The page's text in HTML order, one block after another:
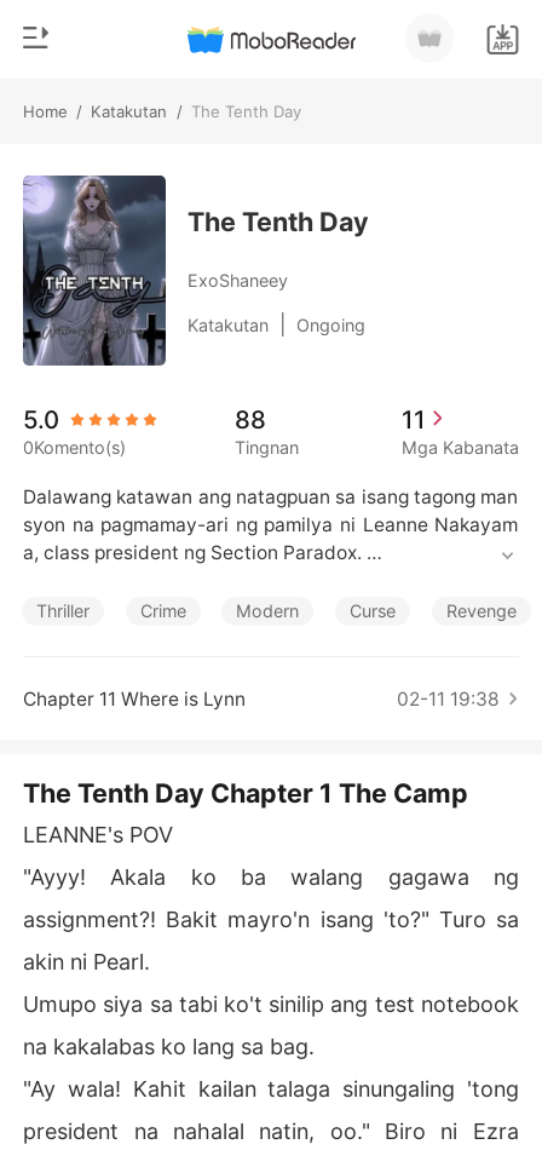
Home / Katakutan / The Tenth Day
MAG-TOP UP
Kasaysayan ng Pagbasa
Mag-log out
Kunin ang APP
Genre
Makabago
Pag-ibig
Bilyonaryo
Bahaghari
Mga Maikling Kwento
The Tenth Day
ExoShaneey
Katakutan Ongoing
5.0
0Komento(s)
88
Tingnan
11
Mga Kabanata
Dalawang katawan ang natagpuan sa isang tagong man
syon na pagmamay-ari ng pamilya ni Leanne Nakayam
a, class president ng Section Paradox.
Ang kaso ay tinanggap ng isang sikat na investigator na
steryong pilit na itinatago ng mga pamilyang biglang na
Thriller Crime Modern Curse Revenge
Chapter 11 Where is Lynn 02-11 19:38
The Tenth Day Chapter 1 The Camp
LEANNE's POV
"Ayyy! Akala ko ba walang gagawa ng
assignment?! Bakit mayro'n isang 'to?" Turo sa
akin ni Pearl.
Umupo siya sa tabi ko't sinilip ang test notebook
na kakalabas ko lang sa bag.
"Ay wala! Kahit kailan talaga sinungaling 'tong
president na nahalal natin, oo." Biro ni Ezra